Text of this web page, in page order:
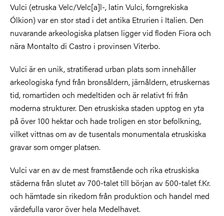
Vulci (etruska Velc/Velc[a]l-, latin Vulci, forngrekiska
Ólkion) var en stor stad i det antika Etrurien i Italien. Den
nuvarande arkeologiska platsen ligger vid floden Fiora och
nära Montalto di Castro i provinsen Viterbo.
Vulci är en unik, stratifierad urban plats som innehåller
arkeologiska fynd från bronsåldern, järnåldern, etruskernas
tid, romartiden och medeltiden och är relativt fri från
moderna strukturer. Den etruskiska staden upptog en yta
på över 100 hektar och hade troligen en stor befolkning,
vilket vittnas om av de tusentals monumentala etruskiska
gravar som omger platsen.
Vulci var en av de mest framstående och rika etruskiska
städerna från slutet av 700-talet till början av 500-talet f.Kr.
och hämtade sin rikedom från produktion och handel med
värdefulla varor över hela Medelhavet.